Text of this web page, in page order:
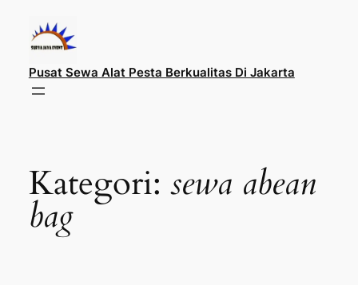
konten
Pusat Sewa Alat Pesta Berkualitas Di Jakarta
Kategori: sewa abean
bag